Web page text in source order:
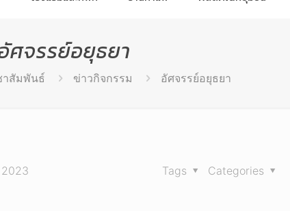
ศจรรย์อยุธยา
าสัมพันธ์ ข่าวกิจกรรม อัศจรรย์อยุธยา
Categories
Tags